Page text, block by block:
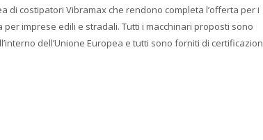
di costipatori Vibramax che rendono completa l’offerta per i
imprese edili e stradali. Tutti i macchinari proposti sono
dell’Unione Europea e tutti sono forniti di